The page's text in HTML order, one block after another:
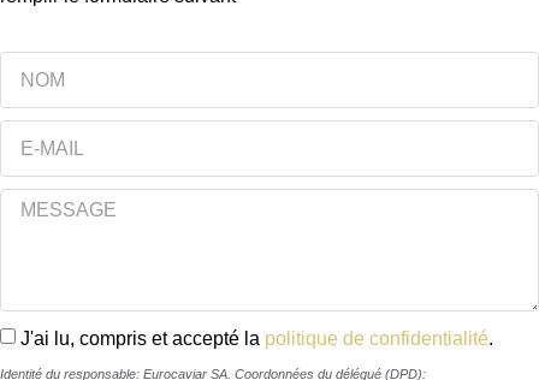
J'ai lu, compris et accepté la politique de confidentialité.
Identité du responsable: Eurocaviar SA. Coordonnées du délégué (DPD):